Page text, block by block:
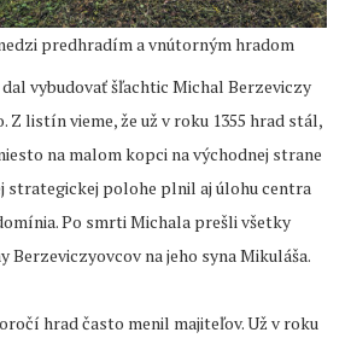
predhradím a vnútorným hradom
vybudovať šľachtic Michal Berzeviczy
Z listín vieme, že už v roku 1355 hrad stál,
na malom kopci na východnej strane
strategickej polohe plnil aj úlohu centra
Po smrti Michala prešli všetky
Berzeviczyovcov na jeho syna Mikuláša.
hrad často menil majiteľov. Už v roku